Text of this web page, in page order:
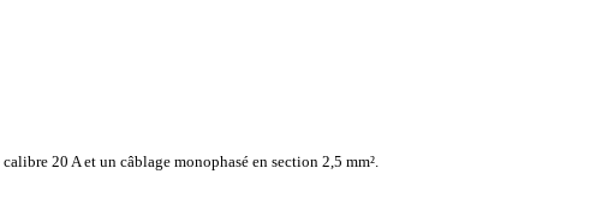
20 A et un câblage monophasé en section 2,5 mm².